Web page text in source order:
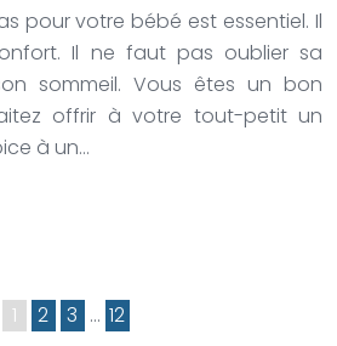
pour votre bébé est essentiel. Il
Il ne faut pas oublier sa
sommeil. Vous êtes un bon
offrir à votre tout-petit un
à un…
1 2 3 … 12